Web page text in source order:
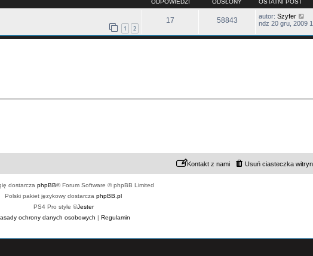
1 2
17 58843 autor: Szyfer
ndz 20 gru, 2009
Usuń ciasteczka
Kontakt z nami
dostarcza phpBB® Forum Software © phpBB Limited
Polski pakiet językowy dostarcza phpBB.pl
PS4 Pro style ©Jester
ochrony danych osobowych | Regulamin